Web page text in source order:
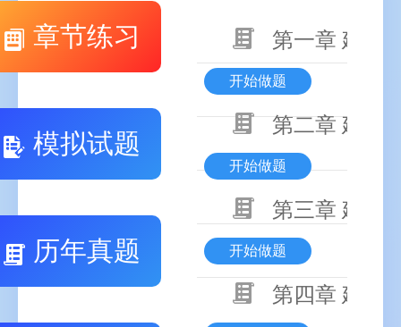
章节练习
模拟试题
历年真题
第一章 建设
开始做题
第二章 建设
开始做题
第三章 建设
开始做题
第四章 建设